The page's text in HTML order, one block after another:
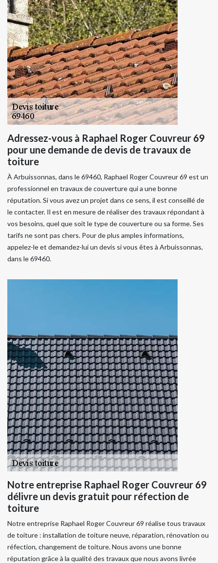
Adressez-vous à Raphael Roger Couvreur 69
pour une demande de devis de travaux de
toiture
À Arbuissonnas, dans le 69460, Raphael Roger Couvreur 69 est un
professionnel en travaux de couverture qui a une bonne
réputation. Si vous avez un projet dans ce sens, il est conseillé de
le contacter. Il est en mesure de réaliser des travaux répondant à
vos besoins, quel que soit le type de couverture ou sa forme. Ses
tarifs ne sont pas chers. Pour de plus amples informations,
appelez-le et demandez-lui un devis si vous êtes à Arbuissonnas,
dans le 69460.
Notre entreprise Raphael Roger Couvreur 69
délivre un devis gratuit pour réfection de
toiture
Notre entreprise Raphael Roger Couvreur 69 réalise tous travaux
de toiture : installation de toiture neuve, réparation, rénovation ou
réfection, changement de toiture. Nous avons une bonne
réputation grâce à la qualité des travaux que nous avons livrée